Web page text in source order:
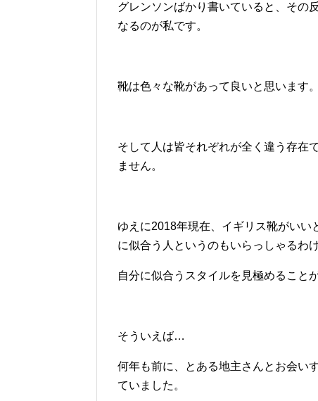
グレンソンばかり書いていると、その
なるのが私です。
靴は色々な靴があって良いと思います。
そして人は皆それぞれが全く違う存在
ません。
ゆえに2018年現在、イギリス靴がい
に似合う人というのもいらっしゃるわけ
自分に似合うスタイルを見極めること
そういえば…
何年も前に、とある地主さんとお会い
ていました。